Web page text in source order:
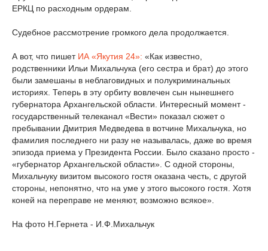
ЕРКЦ по расходным ордерам.
Судебное рассмотрение громкого дела продолжается.
А вот, что пишет ИА «Якутия 24»: «Как известно,
родственники Ильи Михальчука (его сестра и брат) до этого
были замешаны в неблаговидных и полукриминальных
историях. Теперь в эту орбиту вовлечен сын нынешнего
губернатора Архангельской области. Интересный момент -
государственный телеканал «Вести» показал сюжет о
пребывании Дмитрия Медведева в вотчине Михальчука, но
фамилия последнего ни разу не называлась, даже во время
эпизода приема у Президента России. Было сказано просто -
«губернатор Архангельской области». С одной стороны,
Михальчуку визитом высокого гостя оказана честь, с другой
стороны, непонятно, что на уме у этого высокого гостя. Хотя
коней на переправе не меняют, возможно всякое».
На фото Н.Гернета - И.Ф.Михальчук